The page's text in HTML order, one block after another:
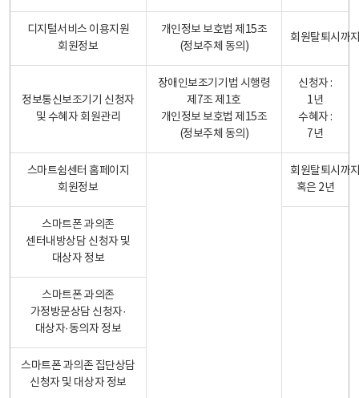
디지털서비스 이용지원
회원정보
개인정보 보호법 제15조
(정보주체 동의)
회원탈퇴시까
정보통신보조기기 신청자
및 수혜자 회원관리
장애인보조기기법 시행령
제7조 제1호
개인정보 보호법 제15조
(정보주체 동의)
신청자 :
1년
수혜자 :
7년
스마트쉼센터 홈페이지
회원정보
회원탈퇴시까
혹은 2년
스마트폰 과의존
센터내방상담 신청자 및
대상자 정보
스마트폰 과의존
가정방문상담 신청자·
대상자·동의자 정보
스마트폰 과의존 집단상담
신청자 및 대상자 정보